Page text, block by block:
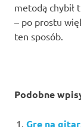
metodą chybił
– po prostu
ten sposób.
Podobne
Grę na